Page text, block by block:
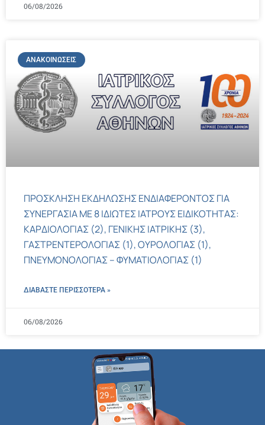
06/08/2026
ΑΝΑΚΟΙΝΏΣΕΙΣ
ΠΡΟΣΚΛΗΣΗ ΕΚΔΗΛΩΣΗΣ ΕΝΔΙΑΦΕΡΟΝΤΟΣ ΓΙΑ
ΣΥΝΕΡΓΑΣΙΑ ΜΕ 8 ΙΔΙΩΤΕΣ ΙΑΤΡΟΥΣ ΕΙΔΙΚΟΤΗΤΑΣ:
ΚΑΡΔΙΟΛΟΓΙΑΣ (2), ΓΕΝΙΚΗΣ ΙΑΤΡΙΚΗΣ (3),
ΓΑΣΤΡΕΝΤΕΡΟΛΟΓΙΑΣ (1), ΟΥΡΟΛΟΓΙΑΣ (1),
ΠΝΕΥΜΟΝΟΛΟΓΙΑΣ – ΦΥΜΑΤΙΟΛΟΓΙΑΣ (1)
ΔΙΑΒΑΣΤΕ ΠΕΡΙΣΣΌΤΕΡΑ »
06/08/2026